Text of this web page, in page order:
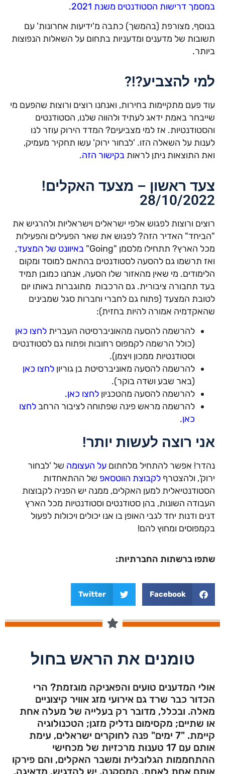
במסמך דרישות הסטודנטים משנת 2021
.
בנוסף, מצורפת (בהמשך) כתבה מ'ידיעות אחרונות' עם
תשובות של מדענים ומדעניות בתחום על השאלות הנפוצות
ביותר.
למי להצביע?!?
עוד פעם מתקיימות בחירות, ואנחנו רוצים ורוצות שהפעם מי
שייבחר באמת ידאג לעתיד ולהווה שלנו, הסטודנטים
והסטודנטיות. אז למי מצביעים? המדד הירוק עוזר לנו
לענות על השאלה הזו. 'לבחור ירוק' עשו תחקיר מעמיק,
ואת התוצאות ניתן לראות בקישור הזה.
צעד ראשון – מצעד האקלים!
28/10/2022
רוצים ורוצות לפגוש אלפי ישראלים וישראליות ולהרגיש את
"הביחד" האדיר הזה? לפגוש את שאר הפעילים והפעילות
מכל הארץ? תתחילו מלסמן "Going"
באיוונט של המצעד,
ואז תרשמו גם להסעה לסטודנטים בהתאם למוסד ומקום
הלימודים. מי שאין מהאזור שלו הסעה, אנחנו כמובן תמיד
בעד תחבורה ציבורית. גם הרכבות מתוגברות באותו יום
לטובת המצעד (פתוח גם לחברי וחברות סגל שמבינים
שהאקדמיה אמורה להיות בחזית):
להרשמה להסעה מהאוניברסיטה העברית לחצו כאן
(כולל הרשמה לקמפוס רחובות ופתוח גם לסטודנטים
וסטודנטיות ממכון ויצמן).
להרשמה להסעה מאוניברסיטת בן גוריון לחצו כאן
(באר שבע ושדה בוקר).
להרשמה להסעה מהטכניון לחצו כאן.
להרשמה מראש פינה שפתוחה לציבור הרחב לחצו
כאן.
אני רוצה לעשות יותר!
נהדר! אפשר להתחיל מלחתום על העצומה של 'לבחור
ירוק', ולהצטרף לקבוצת הווטסאפ של ההתאחדות
הסטודנטיאלית למען האקלים, ממנה יש הפניה לקבוצות
העבודה השונות, בהן סטודנטים וסטודנטיות מכל הארץ
דנים ודנות יחד לגבי האופן בו אנו יכולים ויכולות לפעול
בקמפוסים ומחוץ להם!
שתפו ברשתות החברתיות:
Facebook
Twitter
טומנים את הראש בחול
אולי המדענים טועים והפאניקה מוגזמת? הרי
הכדור כבר שרד גם אירועי מזג אוויר קיצוניים
מאלה. ובכלל, מדובר רק בעלייה של מעלה אחת
או שתיים; מקסימום נדליק מזגן; הטכנולוגיה
קיימת. "7 ימים" פנה לחוקרים ישראלים, עימת
אותם עם 17 טענות מרכזיות של מכחישי
ההתחממות הגלובלית ומשבר האקלים, והם פירקו
אותם אחת לאחת. המסקנה, יש להדגיש, מדאיגה.